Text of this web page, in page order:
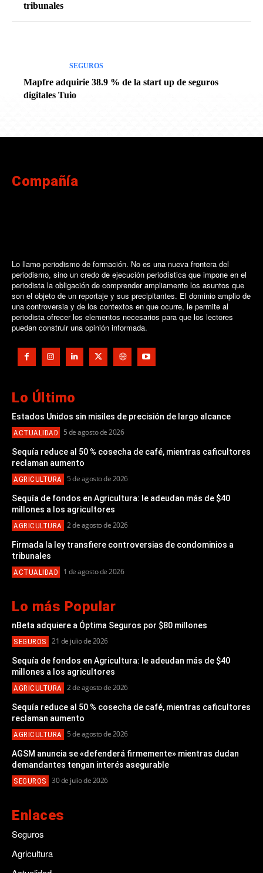
tribunales
SEGUROS
Mapfre adquirie 38.9 % de la start up de seguros
digitales Tuio
Compañía
Lo llamo periodismo de formación. No es una nueva frontera del
periodismo, sino un credo de ejecución periodística que impone en el
periodista la obligación de comprender ampliamente los asuntos que
son el objeto de un reportaje y sus precipitantes. El dominio amplio de
una controversia y de los contextos en que ocurre, le permite al
periodista ofrecer los elementos necesarios para que los lectores
puedan construir una opinión informada.
Lo Último
Estados Unidos sin misiles de precisión de largo alcance
ACTUALIDAD 5 de agosto de 2026
Sequía reduce al 50 % cosecha de café, mientras caficultores
reclaman aumento
AGRICULTURA 5 de agosto de 2026
Sequía de fondos en Agricultura: le adeudan más de $40
millones a los agricultores
AGRICULTURA 2 de agosto de 2026
Firmada la ley transfiere controversias de condominios a
tribunales
ACTUALIDAD 1 de agosto de 2026
Lo más Popular
nBeta adquiere a Óptima Seguros por $80 millones
SEGUROS 21 de julio de 2026
Sequía de fondos en Agricultura: le adeudan más de $40
millones a los agricultores
AGRICULTURA 2 de agosto de 2026
Sequía reduce al 50 % cosecha de café, mientras caficultores
reclaman aumento
AGRICULTURA 5 de agosto de 2026
AGSM anuncia se «defenderá firmemente» mientras dudan
demandantes tengan interés asegurable
SEGUROS 30 de julio de 2026
Enlaces
Seguros
Agricultura